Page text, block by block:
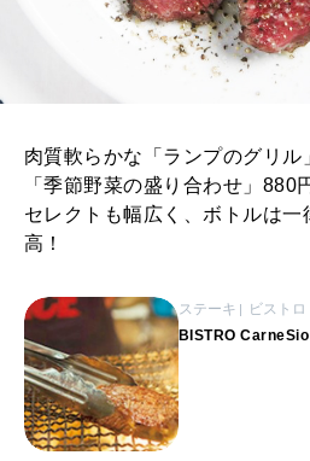
肉質軟らかな「ランプのグリル
「季節野菜の盛り合わせ」880
セレクトも幅広く、ボトルは
高！
ステーキ ビストロ
BISTRO CarneSio